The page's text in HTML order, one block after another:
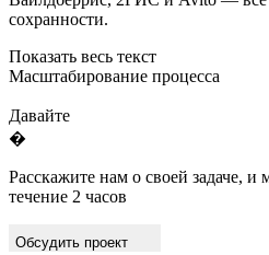
сохранности.
Показать весь текст
Масштабирование процесса
Давайте
�
Расскажите нам о своей задаче,
течение 2 часов
Обсудить проект